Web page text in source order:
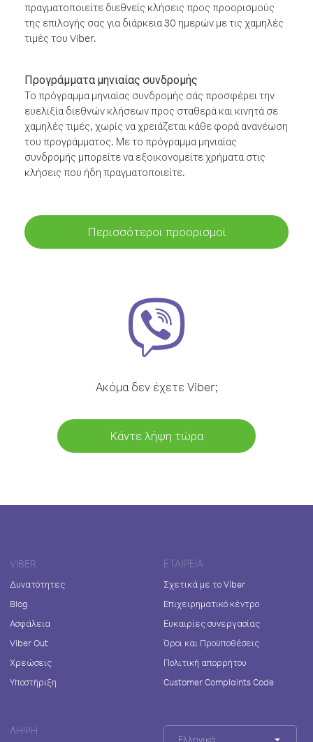
πραγματοποιείτε διεθνείς κλήσεις προς προορισμούς
της επιλογής σας για διάρκεια 30 ημερών με τις χαμηλές
τιμές του Viber.
Προγράμματα μηνιαίας συνδρομής
Το πρόγραμμα μηνιαίας συνδρομής σάς προσφέρει την
ευελιξία διεθνών κλήσεων προς σταθερά και κινητά σε
χαμηλές τιμές, χωρίς να χρειάζεται κάθε φορά ανανέωση
του προγράμματος. Με το πρόγραμμα μηνιαίας
συνδρομής μπορείτε να εξοικονομείτε χρήματα στις
κλήσεις που ήδη πραγματοποιείτε.
Περισσότεροι προορισμοί
Ακόμα δεν έχετε Viber;
Κάντε λήψη τώρα
VIBER
Δυνατότητες
Blog
Ασφάλεια
Viber Out
Χρεώσεις
Υποστήριξη
ΕΤΑΙΡΕΊΑ
Σχετικά με το Viber
Επιχειρηματικό κέντρο
Ευκαιρίες συνεργασίας
Όροι και Προϋποθέσεις
Πολιτική απορρήτου
Customer Complaints Code
ΛΉΨΗ
Ελληνικά